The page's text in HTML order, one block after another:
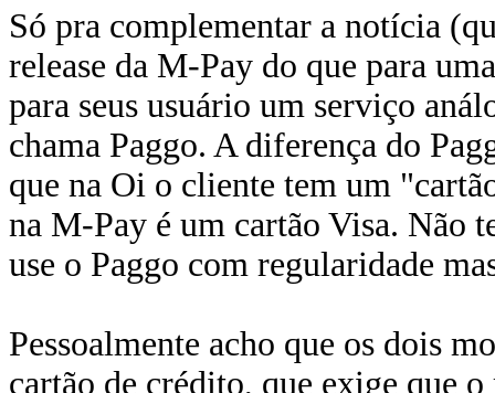
Só pra complementar a notícia
release da M-Pay do que para
para seus usuário um serviço
chama Paggo. A diferença do
que na Oi o cliente tem um
na M-Pay é um cartão Visa. Não
use o Paggo com regularidade
Pessoalmente acho que os dois
cartão de crédito, que exige que